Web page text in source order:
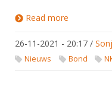
Read more
26-11-2021 - 20:17 /
Nieuws Bond